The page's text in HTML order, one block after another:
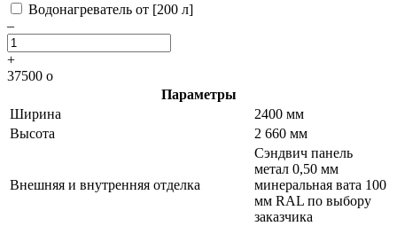
Водонагреватель от [200 л]
–
+
37500 o
Параметры
Ширина
2400 мм
Высота
2 660 мм
Внешняя и внутренняя отделка
Сэндвич панель
метал 0,50 мм
минеральная вата 100
мм RAL по выбору
заказчика